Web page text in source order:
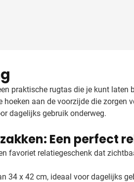
praktische rugtas die je kunt
hoeken aan de voorzijde die
dagelijks gebruik onderweg.
Een perfect
favoriet relatiegeschenk dat
34 x 42 cm, ideaal voor dagelijks